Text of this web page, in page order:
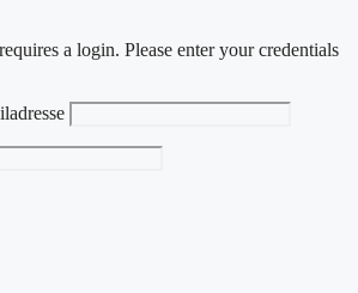
a login. Please enter your credentials